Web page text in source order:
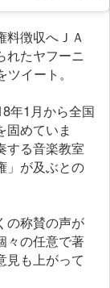
徴収へＪＡ
れたヤフーニ
イート。
年1月から全国
固めていま
する音楽教室
」が及ぶとの
の称賛の声が
々の任意で著
見も上がって